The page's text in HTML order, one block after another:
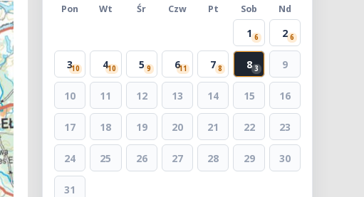
Pon Wt Śr Czw Pt Sob Nd
1 6 2 6
310 410 5 9 611 7 8 8 3 9
10 11 12 13 14 15 16
17 18 19 20 21 22 23
24 25 26 27 28 29 30
31